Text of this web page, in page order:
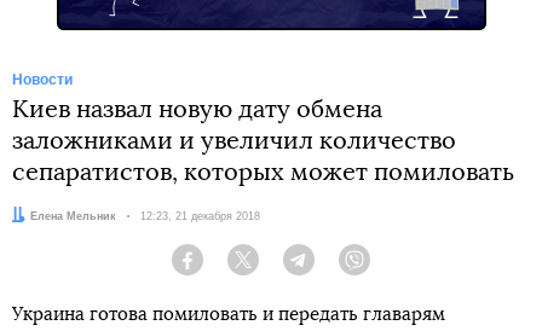
Новости
Киев назвал новую дату обмена
заложниками и увеличил количество
сепаратистов, которых может помиловать
Автор:Елена Мельник Дата:
12:23, 21 декабря 2018
Facebook Twitter Telegram
Украина готова помиловать и передать главарям